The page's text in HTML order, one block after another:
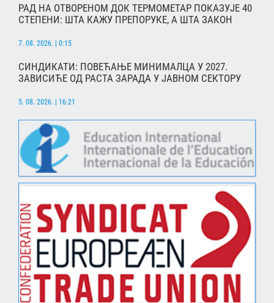
РАД НА ОТВОРЕНОМ ДОК ТЕРМОМЕТАР ПОКАЗУЈЕ 40
СТЕПЕНИ: ШТА КАЖУ ПРЕПОРУКЕ, А ШТА ЗАКОН
7. 08. 2026. | 0:15
СИНДИКАТИ: ПОВЕЋАЊЕ МИНИМАЛЦА У 2027.
ЗАВИСИЋЕ ОД РАСТА ЗАРАДА У ЈАВНОМ СЕКТОРУ
5. 08. 2026. | 16:21